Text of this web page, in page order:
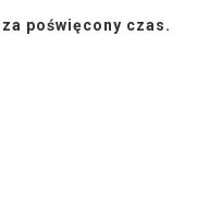
poświęcony czas.